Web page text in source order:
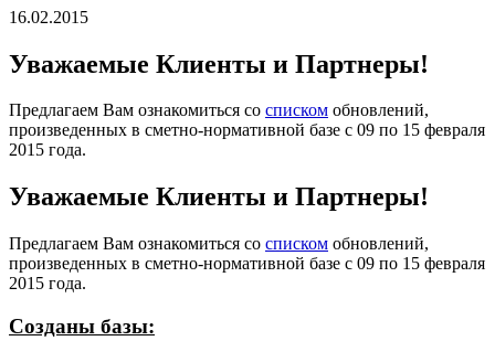
16.02.2015
Уважаемые Клиенты и Партнеры!
Предлагаем Вам ознакомиться со списком обновлений,
произведенных в сметно-нормативной базе c 09 по 15 февраля
2015 года.
Уважаемые Клиенты и Партнеры!
Предлагаем Вам ознакомиться со списком обновлений,
произведенных в сметно-нормативной базе с 09 по 15 февраля
2015 года.
Созданы базы: